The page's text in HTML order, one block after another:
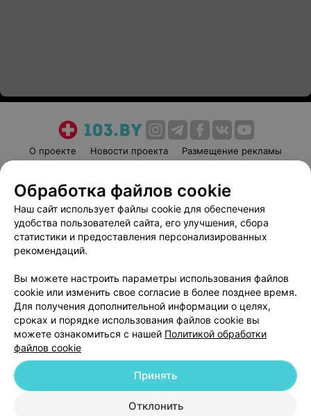
О проекте Новости проекта
Размещение рекламы
Пользовательское соглашение
Способы оплаты
Вакансии
Партнеры
Написать руководителю 103.by
Обработка персональных данных
© 2026 ООО «Артокс Лаб», УНП 191700409
| 220012, Республика Беларусь,
Обработка файлов cookie
Наш сайт использует файлы cookie для обеспечения
удобства пользователей сайта, его улучшения, сбора
статистики и предоставления персонализированных
рекомендаций.
Вы можете настроить параметры использования файлов
cookie или изменить свое согласие в более позднее время.
Для получения дополнительной информации о целях,
сроках и порядке использования файлов cookie вы
можете ознакомиться с нашей Политикой обработки
файлов cookie
Отклонить
Принять